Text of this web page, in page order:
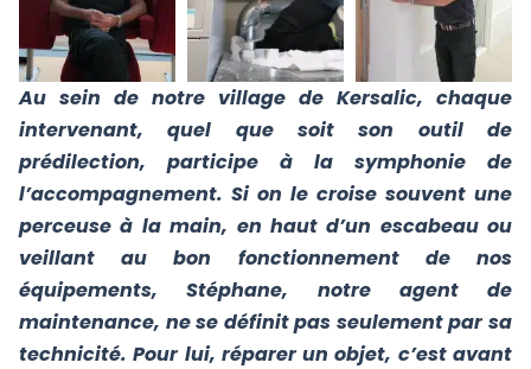
Au sein de notre village de Kersalic, chaque
intervenant, quel que soit son outil de
prédilection, participe à la symphonie de
l’accompagnement. Si on le croise souvent une
perceuse à la main, en haut d’un escabeau ou
veillant au bon fonctionnement de nos
équipements, Stéphane, notre agent de
maintenance, ne se définit pas seulement par sa
technicité. Pour lui, réparer un objet, c’est avant